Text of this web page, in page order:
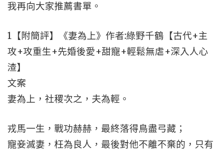
我再向大家推薦書單。
1【附簡評】《妻為上》作者:綠野千鶴【古代+主
攻+攻重生+先婚後愛+甜寵+輕鬆無虐+深入人心
渣】
文案
妻為上，社稷次之，夫為輕。
戎馬一生，戰功赫赫，最終落得鳥盡弓藏；
寵妾滅妻，枉為良人，最後對他不離不棄的，只有